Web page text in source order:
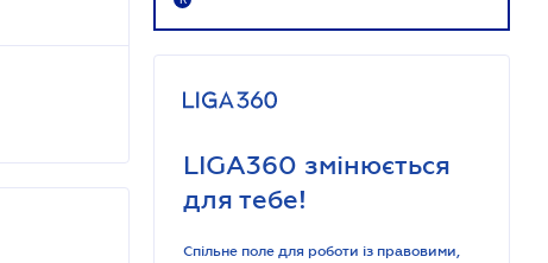
LIGA360 змінюється
для тебе!
Спільне поле для роботи із правовими,